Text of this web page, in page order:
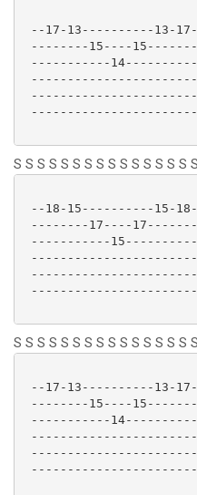
--17-13----------13-
--------15----
-----------
S S S S S S S S S S S S S S S S
--18-15----------15-
--------17----
-----------
S S S S S S S S S S S S S S S S
--17-13----------13-
--------15----
-----------